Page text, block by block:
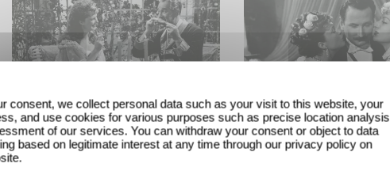
consent, we collect personal data such as your visit to this website, your
and use cookies for various purposes such as precise location analysis
of our services. You can withdraw your consent or object to data
based on legitimate interest at any time through our privacy policy on